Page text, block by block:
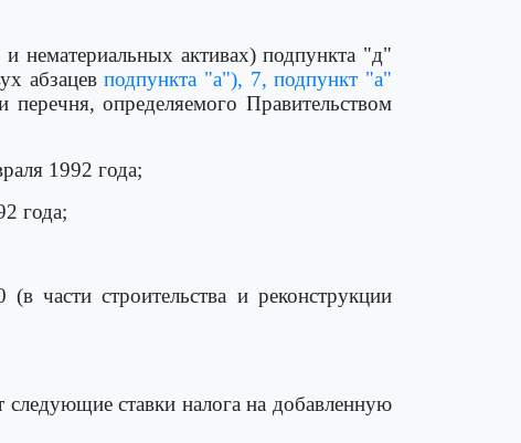
нематериальных активах) подпункта "д"
абзацевподпункта "а"), 7, подпункт "а"
определяемого Правительством
1992 года;
года;
части строительства и реконструкции
ставки налога на добавленную